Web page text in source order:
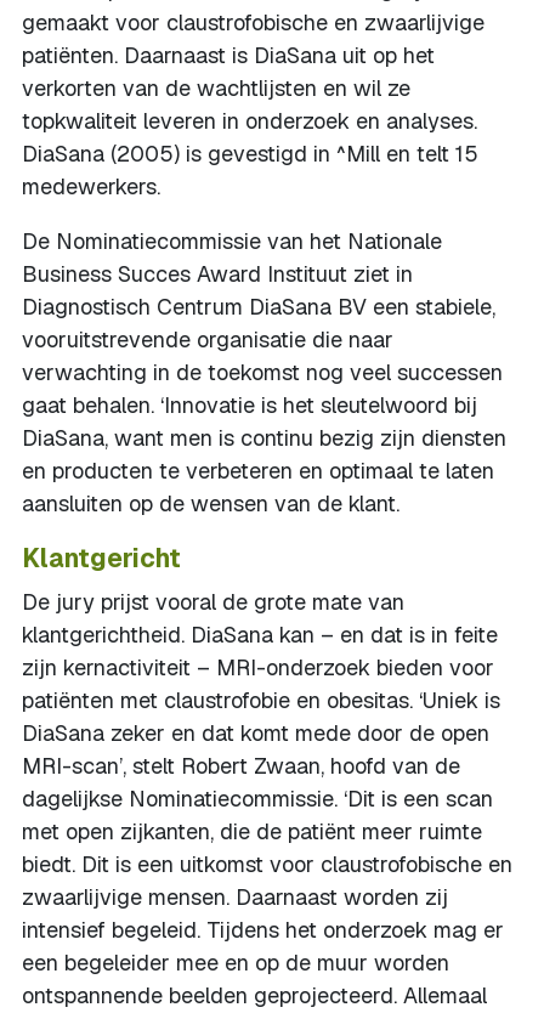
gemaakt voor claustrofobische en zwaarlijvige
patiënten. Daarnaast is DiaSana uit op het
verkorten van de wachtlijsten en wil ze
topkwaliteit leveren in onderzoek en analyses.
DiaSana (2005) is gevestigd in ^Mill en telt 15
medewerkers.
De Nominatiecommissie van het Nationale
Business Succes Award Instituut ziet in
Diagnostisch Centrum DiaSana BV een stabiele,
vooruitstrevende organisatie die naar
verwachting in de toekomst nog veel successen
gaat behalen. ‘Innovatie is het sleutelwoord bij
DiaSana, want men is continu bezig zijn diensten
en producten te verbeteren en optimaal te laten
aansluiten op de wensen van de klant.
Klantgericht
De jury prijst vooral de grote mate van
klantgerichtheid. DiaSana kan – en dat is in feite
zijn kernactiviteit – MRI-onderzoek bieden voor
patiënten met claustrofobie en obesitas. ‘Uniek is
DiaSana zeker en dat komt mede door de open
MRI-scan’, stelt Robert Zwaan, hoofd van de
dagelijkse Nominatiecommissie. ‘Dit is een scan
met open zijkanten, die de patiënt meer ruimte
biedt. Dit is een uitkomst voor claustrofobische en
zwaarlijvige mensen. Daarnaast worden zij
intensief begeleid. Tijdens het onderzoek mag er
een begeleider mee en op de muur worden
ontspannende beelden geprojecteerd. Allemaal